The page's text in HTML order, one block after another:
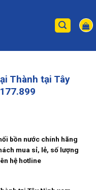
Thành tại Tây
bồn nước chính hãng
mua sỉ, lẻ, số lượng
hệ hotline